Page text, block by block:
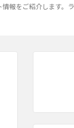
情報をご紹介します